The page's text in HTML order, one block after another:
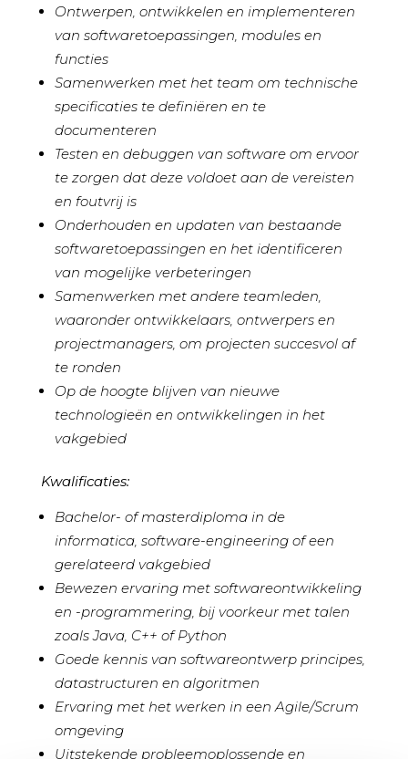
Ontwerpen, ontwikkelen en implementeren
van softwaretoepassingen, modules en
functies
Samenwerken met het team om technische
specificaties te definiëren en te
documenteren
Testen en debuggen van software om ervoor
te zorgen dat deze voldoet aan de vereisten
en foutvrij is
Onderhouden en updaten van bestaande
softwaretoepassingen en het identificeren
van mogelijke verbeteringen
Samenwerken met andere teamleden,
waaronder ontwikkelaars, ontwerpers en
projectmanagers, om projecten succesvol af
te ronden
Op de hoogte blijven van nieuwe
technologieën en ontwikkelingen in het
vakgebied
Kwalificaties:
Bachelor- of masterdiploma in de
informatica, software-engineering of een
gerelateerd vakgebied
Bewezen ervaring met softwareontwikkeling
en -programmering, bij voorkeur met talen
zoals Java, C++ of Python
Goede kennis van softwareontwerp principes,
datastructuren en algoritmen
Ervaring met het werken in een Agile/Scrum
omgeving
Uitstekende probleemoplossende en